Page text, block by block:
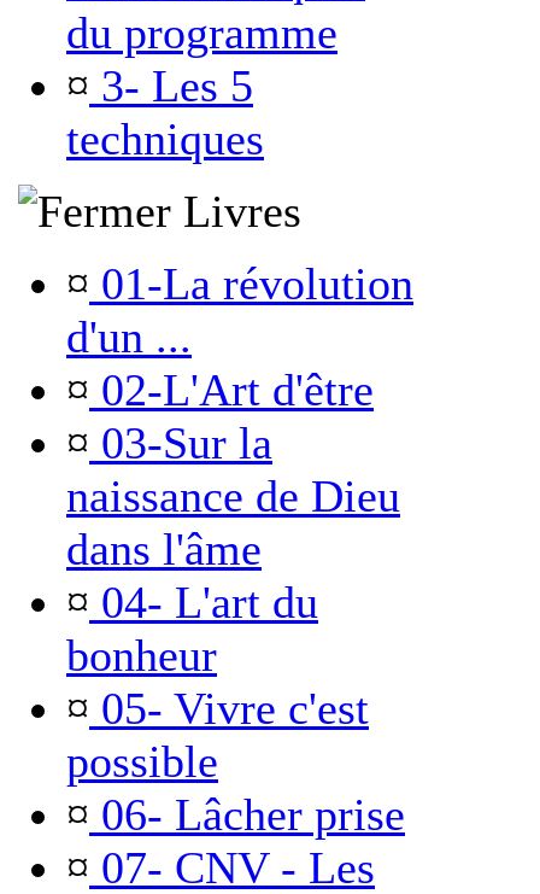
du programme
¤ 3- Les 5
techniques
Livres
¤ 01-La révolution
d'un ...
¤ 02-L'Art d'être
¤ 03-Sur la
naissance de Dieu
dans l'âme
¤ 04- L'art du
bonheur
¤ 05- Vivre c'est
possible
¤ 06- Lâcher prise
¤ 07- CNV - Les